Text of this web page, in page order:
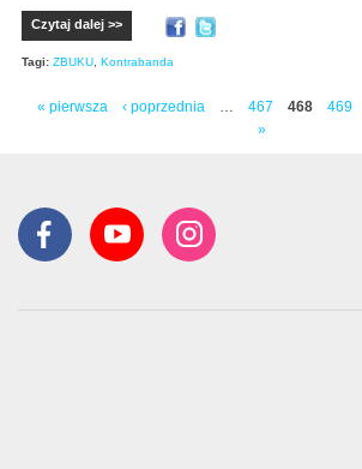
Czytaj dalej >>
Tagi: ZBUKU Kontrabanda
Strony
« pierwsza ‹ poprzednia 467 468 469
»